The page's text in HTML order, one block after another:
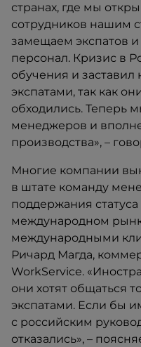
странах, где мы
сотрудников нашим
замещаем экспатов
персонал. Кризис в
обучения и
экспатами, так как
обходились. Теперь
менеджеров и
производства», –
Многие компании
в штате команду
поддержания
международном
международными
Ричард Магда,
WorkService.
они хотят общаться
экспатами. Если бы
с российским
отказались», –